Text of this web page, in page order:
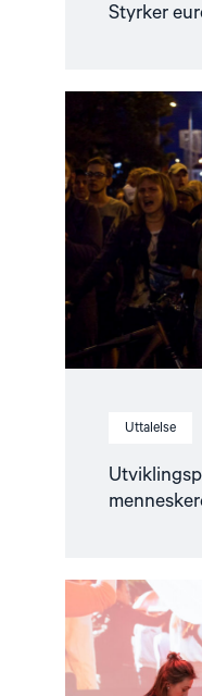
Styrker
Uttalelse